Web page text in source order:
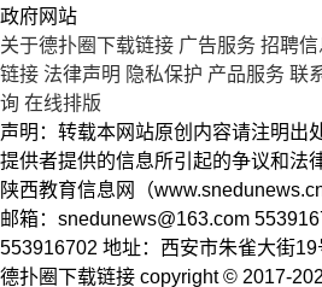
政府网站
关于德扑圈下载链接 广告服务 招聘信
链接 法律声明 隐私保护 产品服务 联
询 在线排版
声明：转载本网站原创内容请注明出
提供者提供的信息所引起的争议和法
陕西教育信息网（
邮箱： snedunews@163.com
553916702 地址：西安市朱雀大街19
德扑圈下载链接 copyright © 2017-